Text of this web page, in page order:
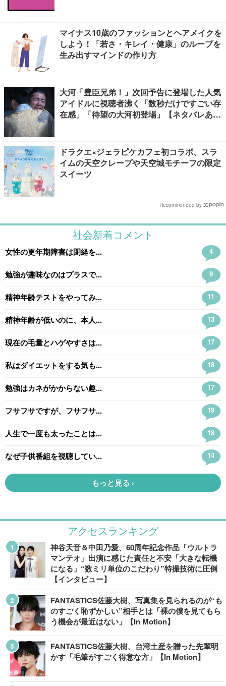
マイナス10歳のファッションとヘアメイクを
しよう！「若さ・キレイ・健康」のループを
生み出すマインドの作り方
大河「豊臣兄弟！」次回予告に登場した人気
アイドルに視聴者沸く「数秒だけですごい存
在感」「待望の大河初登場」【ネタバレあ
ドラクエ×ジェラピケカフェ初コラボ、スラ
イムの天空クレープや天空城モチーフの限定
スイーツ
Recommended by
アクセスランキング
神谷天音＆中田乃愛、60周年記念作品「ウルトラ
マンテオ」出演に感じた責任と不安「大きな転機
になる」“数ミリ単位のこだわり”特撮技術に圧倒
【インタビュー】
FANTASTICS佐藤大樹、写真集を見られるのが“も
のすごく恥ずかしい”相手とは「裸の僕を見てもら
う機会が最近はない」【In Motion】
FANTASTICS佐藤大樹、台湾土産を贈った先輩明
かす「毛筆がすごく得意な方」【In Motion】